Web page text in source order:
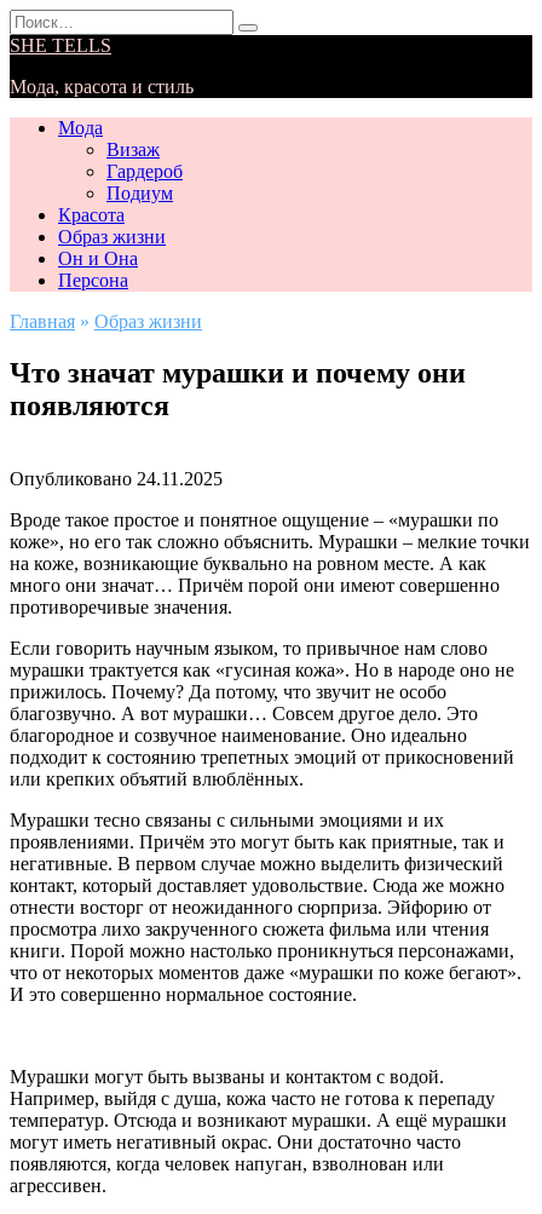
Перейти
к
Search
for:
SHE TELLS
Мода, красота и стиль
Мода
Визаж
Гардероб
Подиум
Красота
Образ жизни
Он и Она
Персона
Главная » Образ жизни
Что значат мурашки и почему они
появляются
Опубликовано 24.11.2025
Вроде такое простое и понятное ощущение – «мурашки по
коже», но его так сложно объяснить. Мурашки – мелкие точки
на коже, возникающие буквально на ровном месте. А как
много они значат… Причём порой они имеют совершенно
противоречивые значения.
Если говорить научным языком, то привычное нам слово
мурашки трактуется как «гусиная кожа». Но в народе оно не
прижилось. Почему? Да потому, что звучит не особо
благозвучно. А вот мурашки… Совсем другое дело. Это
благородное и созвучное наименование. Оно идеально
подходит к состоянию трепетных эмоций от прикосновений
или крепких объятий влюблённых.
Мурашки тесно связаны с сильными эмоциями и их
проявлениями. Причём это могут быть как приятные, так и
негативные. В первом случае можно выделить физический
контакт, который доставляет удовольствие. Сюда же можно
отнести восторг от неожиданного сюрприза. Эйфорию от
просмотра лихо закрученного сюжета фильма или чтения
книги. Порой можно настолько проникнуться персонажами,
что от некоторых моментов даже «мурашки по коже бегают».
И это совершенно нормальное состояние.
Мурашки могут быть вызваны и контактом с водой.
Например, выйдя с душа, кожа часто не готова к перепаду
температур. Отсюда и возникают мурашки. А ещё мурашки
могут иметь негативный окрас. Они достаточно часто
появляются, когда человек напуган, взволнован или
агрессивен.